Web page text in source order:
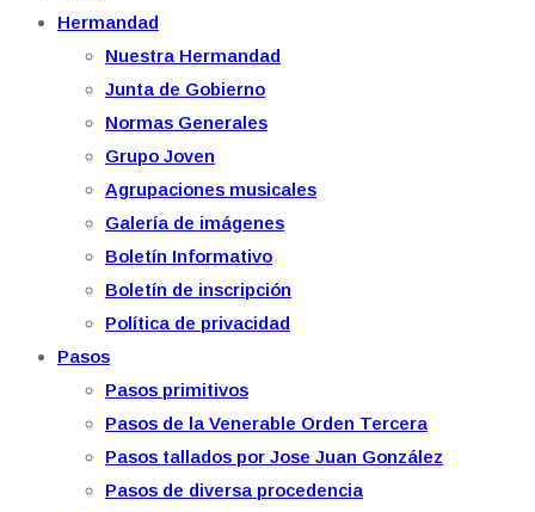
Hermandad
Nuestra Hermandad
Junta de Gobierno
Normas Generales
Grupo Joven
Agrupaciones musicales
Galería de imágenes
Boletín Informativo
Boletín de inscripción
Política de privacidad
Pasos
Pasos primitivos
Pasos de la Venerable Orden Tercera
Pasos tallados por Jose Juan González
Pasos de diversa procedencia